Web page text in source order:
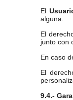
El
alguna.
El
junto con
En caso
El
9.4.-